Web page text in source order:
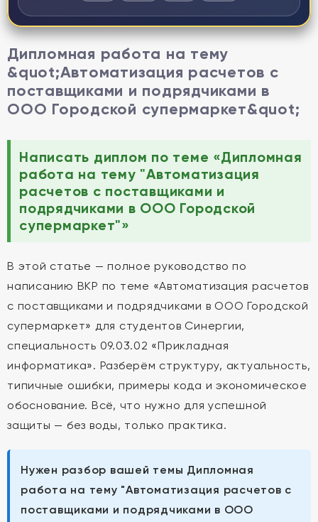
Дипломная работа на тему
&quot;Автоматизация расчетов с
поставщиками и подрядчиками в
ООО Городской супермаркет&quot;
Написать диплом по теме «Дипломная
работа на тему "Автоматизация
расчетов с поставщиками и
подрядчиками в ООО Городской
супермаркет"»
В этой статье — полное руководство по
написанию ВКР по теме «Автоматизация расчетов
с поставщиками и подрядчиками в ООО Городской
супермаркет» для студентов Синергии,
специальность 09.03.02 «Прикладная
информатика». Разберём структуру, актуальность,
типичные ошибки, примеры кода и экономическое
обоснование. Всё, что нужно для успешной
защиты — без воды, только практика.
Нужен разбор вашей темы Дипломная
работа на тему "Автоматизация расчетов с
поставщиками и подрядчиками в ООО